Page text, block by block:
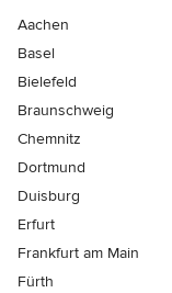
Aachen
Basel
Bielefeld
Braunschweig
Chemnitz
Dortmund
Duisburg
Erfurt
Frankfurt am Main
Fürth